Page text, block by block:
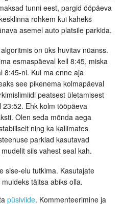
tunni eest, pargid ööpäeva
rohkem kui kaheks
asemel auto platsile parkida.
on üks huvitav nüanss.
esmaspäeval kell 8:45, miska
8:45-ni. Kui ma enne aja
see pikenema kolmapäeval
peatsest ületamisest
Ehk kolm tööpäeva
Olen seda mõnda aega
ning ka kallimates
parklad kasutavad
siis vahest seal kah.
sise-elu tutkima. Kasutajate
täitsa abiks olla.
püsiviide. Kommenteerimine ja